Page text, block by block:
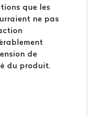
que les
ne pas
de
du produit.